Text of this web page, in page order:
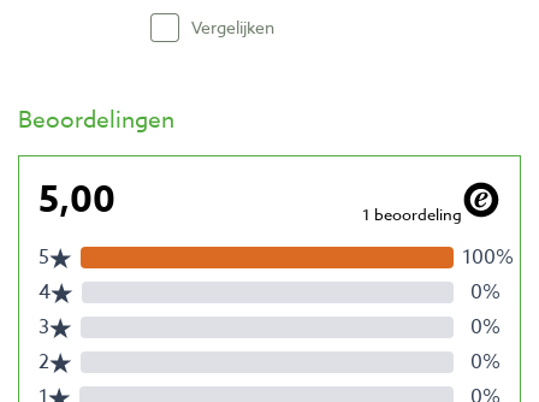
Vergelijken
Beoordelingen